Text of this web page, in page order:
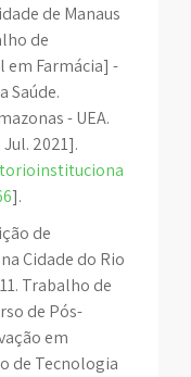
de Manaus
de
em Farmácia] -
Saúde.
- UEA.
2021].
].
de
Cidade do Rio
Trabalho de
de Pós-
em
de Tecnologia